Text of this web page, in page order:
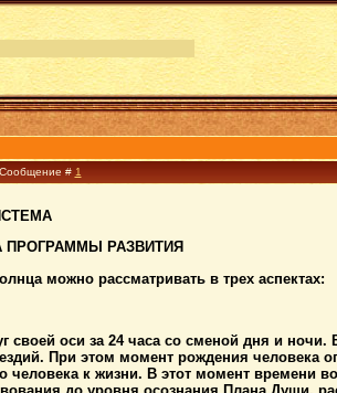
# 1
РАЗВИТИЯ
можно рассматривать в трех аспектах:
своей оси за 24 часа со сменой дня и
При этом момент рождения
человека к жизни. В этот момент времени